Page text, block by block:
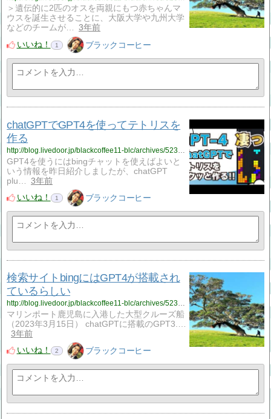
＞遺伝的に2匹のオスを両親にもつ赤ちゃんマ
ウスを誕生させることに、大阪大学や九州大学
などのチームが…
3年前
いいね！
1 ブラックコーヒー
chatGPTでGPT4を使ってテトリスを
作る
http://blog.livedoor.jp/blackcoffee11-blc/archives/52394777.html
GPT4を使うにはbingチャットを使えばよいと
いう情報を昨日紹介しましたが、chatGPT
plu…
3年前
いいね！
1 ブラックコーヒー
検索サイトbingにはGPT4が搭載され
ているらしい
http://blog.livedoor.jp/blackcoffee11-blc/archives/52394716.html
マリンポート鹿児島に入港した大型クルーズ船
（2023年3月15日） chatGPTに搭載のGPT3.…
3年前
いいね！
2 ブラックコーヒー